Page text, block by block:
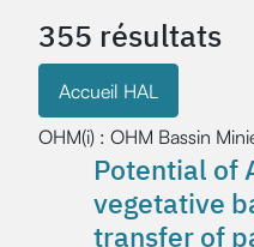
355 résultats
Accueil HAL
OHM(i) : OHM Bassin
Potential of
vegetative
transfer of